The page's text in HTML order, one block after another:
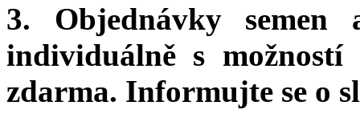
3. Objednávky
individuálně s možností
zdarma. Informujte se o